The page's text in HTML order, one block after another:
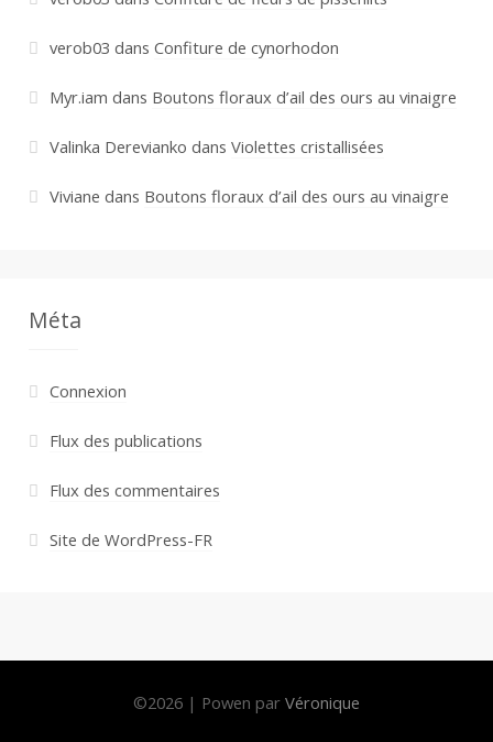
verob03 dans Confiture de cynorhodon
Myr.iam dans Boutons floraux d’ail des ours au vinaigre
Valinka Derevianko dans Violettes cristallisées
Viviane dans Boutons floraux d’ail des ours au vinaigre
Méta
Connexion
Flux des publications
Flux des commentaires
Site de WordPress-FR
©2026 | Powen par Véronique